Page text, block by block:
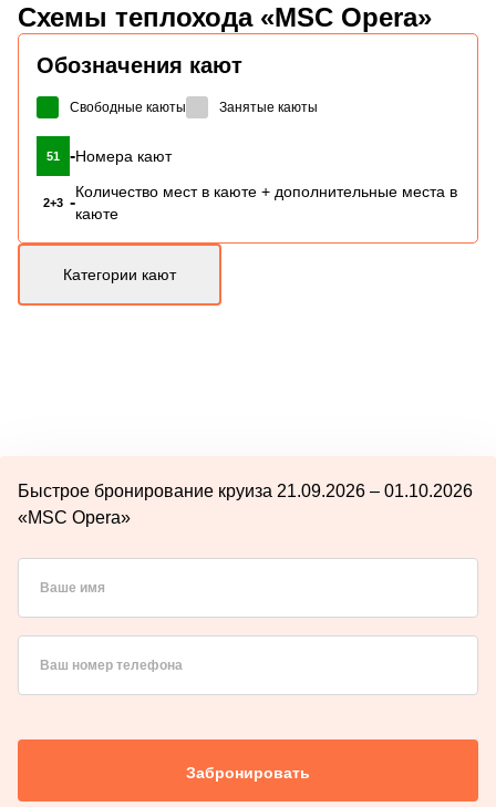
Схемы теплохода «MSC Opera»
Обозначения кают
Свободные каюты Занятые каюты
51 -Номера кают
2+3 -
Количество мест в каюте + дополнительные места в
каюте
Категории кают
Быстрое бронирование круиза 21.09.2026 – 01.10.2026
«MSC Opera»
Ваше имя
Ваш номер телефона
Забронировать